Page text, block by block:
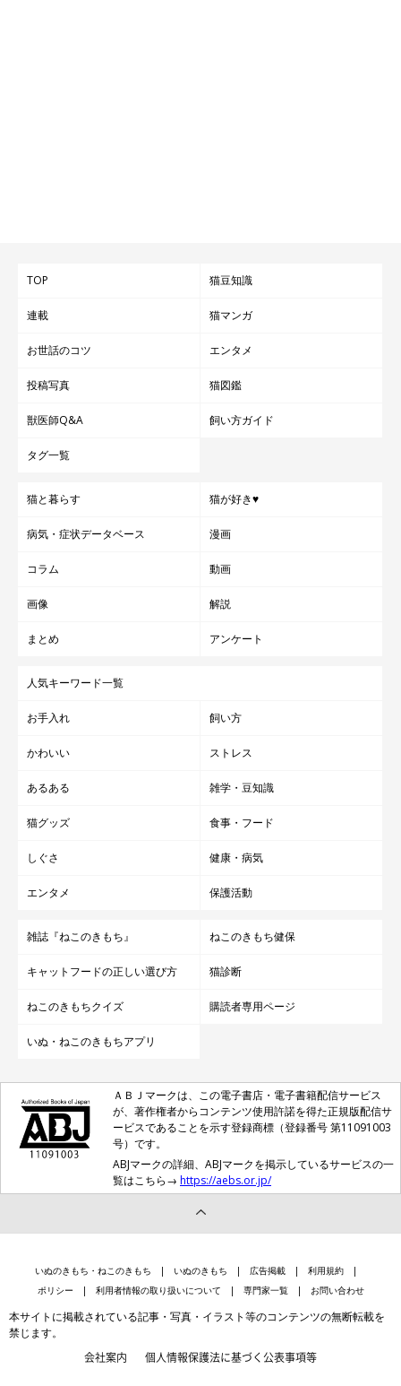
TOP 猫豆知識
連載 猫マンガ
お世話のコツ エンタメ
投稿写真 猫図鑑
獣医師Q&A 飼い方ガイド
タグ一覧
猫と暮らす 猫が好き♥
病気・症状データベース 漫画
コラム 動画
画像 解説
まとめ アンケート
人気キーワード一覧
お手入れ 飼い方
かわいい ストレス
あるある 雑学・豆知識
猫グッズ 食事・フード
しぐさ 健康・病気
エンタメ 保護活動
雑誌『ねこのきもち』 ねこのきもち健保
キャットフードの正しい選び方 猫診断
ねこのきもちクイズ 購読者専用ページ
いぬ・ねこのきもちアプリ
ＡＢＪマークは、この電子書店・電子書籍配信サービス
が、著作権者からコンテンツ使用許諾を得た正規版配信サ
ービスであることを示す登録商標（登録番号 第11091003
号）です。
ABJマークの詳細、ABJマークを掲示しているサービスの一
覧はこちら→ https://aebs.or.jp/
いぬのきもち・ねこのきもち いぬのきもち 広告掲載
利用規約
ポリシー
利用者情報の取り扱いについて 専門家一覧 お問い合わせ
本サイトに掲載されている記事・写真・イラスト等のコンテンツの無断転載を
禁じます。
会社案内 個人情報保護法に基づく公表事項等